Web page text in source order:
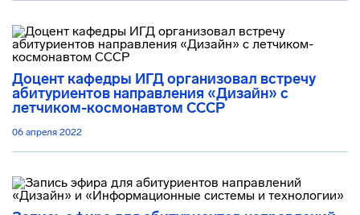
Доцент кафедры ИГД организовал встречу
абитуриентов направления «Дизайн» с
летчиком-космонавтом СССР
06 апреля 2022